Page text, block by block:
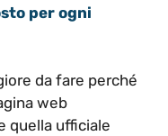
per ogni
da fare perché
web
quella ufficiale